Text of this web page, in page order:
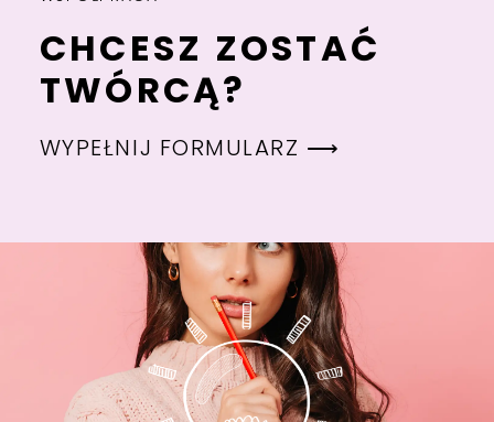
CHCESZ ZOSTAĆ
TWÓRCĄ?
WYPEŁNIJ FORMULARZ ⟶